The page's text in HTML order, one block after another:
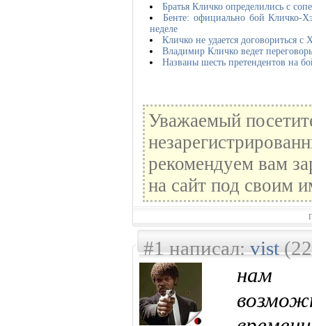
Братья Кличко определились с
Бенте: официально бой Кличко-
неделе
Кличко не удается договориться с
Владимир Кличко ведет
Названы шесть претендентов на
Уважаемый
рекомендуем вам
на сайт под своим
#1 написал:vist(22
нам